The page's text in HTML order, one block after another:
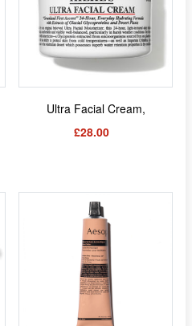
Ultra Facial Cream,
£28.00